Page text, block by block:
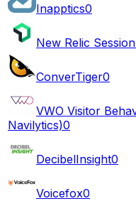
Inapptics0
New Relic
ConverTiger0
VWO Visitor
Navilytics)0
DecibelInsight0
Voicefox0